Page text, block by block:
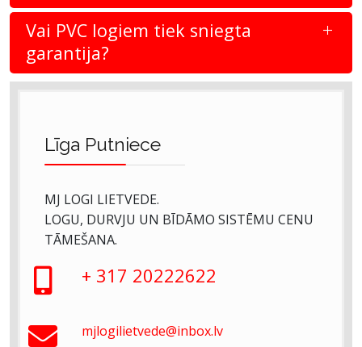
Vai PVC logiem tiek sniegta
garantija?
Līga Putniece
MJ LOGI LIETVEDE.
LOGU, DURVJU UN BĪDĀMO SISTĒMU CENU
TĀMEŠANA.
+ 317 20222622
mjlogilietvede@inbox.lv